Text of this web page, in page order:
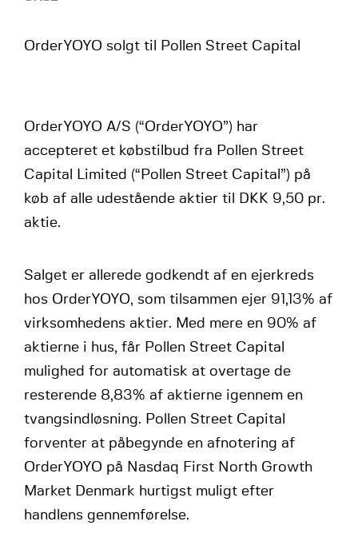
OrderYOYO solgt til Pollen Street Capital
OrderYOYO A/S (“OrderYOYO”) har
accepteret et købstilbud fra Pollen Street
Capital Limited (“Pollen Street Capital”) på
køb af alle udestående aktier til DKK 9,50 pr.
aktie.
Salget er allerede godkendt af en ejerkreds
hos OrderYOYO, som tilsammen ejer 91,13% af
virksomhedens aktier. Med mere en 90% af
aktierne i hus, får Pollen Street Capital
mulighed for automatisk at overtage de
resterende 8,83% af aktierne igennem en
tvangsindløsning. Pollen Street Capital
forventer at påbegynde en afnotering af
OrderYOYO på Nasdaq First North Growth
Market Denmark hurtigst muligt efter
handlens gennemførelse.